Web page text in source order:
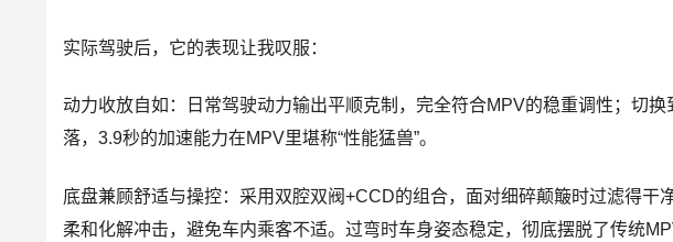
实际驾驶后，它的表现让我叹服：
动力收放自如：日常驾驶动力输出平顺克制，完全符合MPV的稳重调性；切
落，3.9秒的加速能力在MPV里堪称“性能猛兽”。
底盘兼顾舒适与操控：采用双腔双阀+CCD的组合，面对细碎颠簸时过滤得干
柔和化解冲击，避免车内乘客不适。过弯时车身姿态稳定，彻底摆脱了传统